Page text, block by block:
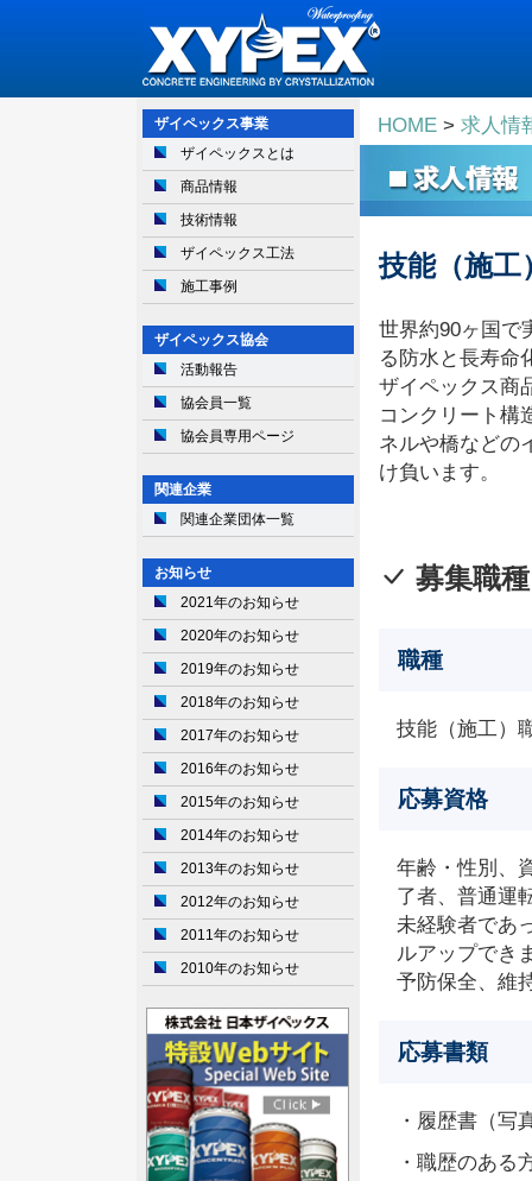
ザイペックス事業
ザイペックスとは
商品情報
技術情報
ザイペックス工法
施工事例
ザイペックス協会
活動報告
協会員一覧
協会員専用ページ
関連企業
関連企業団体一覧
お知らせ
2021年のお知らせ
2020年のお知らせ
2019年のお知らせ
2018年のお知らせ
2017年のお知らせ
2016年のお知らせ
2015年のお知らせ
2014年のお知らせ
2013年のお知らせ
2012年のお知らせ
2011年のお知らせ
2010年のお知らせ
HOME> 求人情
技能（施工
世界約90ヶ国で
る防水と長寿命
ザイペックス商
コンクリート構
ネルや橋などの
け負います。
募集職
職種
技能（施工）
応募資格
年齢・性別、
了者、普通運
未経験者であ
ルアップでき
予防保全、維
応募書類
・履歴書（写
・職歴のある